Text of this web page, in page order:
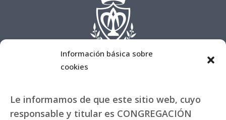
Información básica sobre
cookies
Le informamos de que este sitio web, cuyo
responsable y titular es CONGREGACIÓN